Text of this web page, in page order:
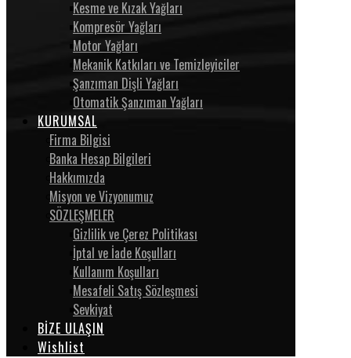
Kesme ve Kızak Yağları
Kompresör Yağları
Motor Yağları
Mekanik Katkıları ve Temizleyiciler
Şanzıman Dişli Yağları
Otomatik Şanzıman Yağları
KURUMSAL
Firma Bilgisi
Banka Hesap Bilgileri
Hakkımızda
Misyon ve Vizyonumuz
SÖZLEŞMELER
Gizlilik ve Çerez Politikası
İptal ve İade Koşulları
Kullanım Koşulları
Mesafeli Satış Sözleşmesi
Sevkiyat
BİZE ULAŞIN
Wishlist